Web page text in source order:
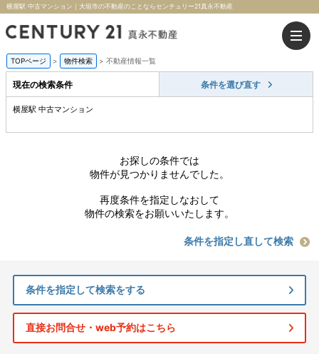
横屋駅 中古マンション｜大垣市の不動産のことならセンチュリー21真永不動産
TOPページ > 物件検索 > 不動産情報一覧
現在の検索条件 条件を選び直す
横屋駅 中古マンション
お探しの条件では
物件が見つかりませんでした。
再度条件を指定しなおして
物件の検索をお願いいたします。
条件を指定し直して検索
条件を指定して検索をする
直接お問合せ・web予約はこちら